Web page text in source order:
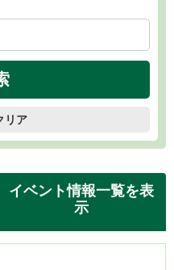
リア
イベント情報一覧を表
示